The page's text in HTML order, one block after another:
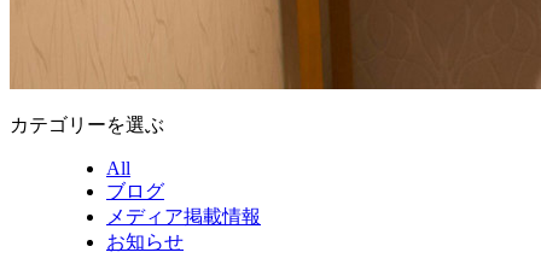
カテゴリーを選ぶ
All
ブログ
メディア掲載情報
お知らせ